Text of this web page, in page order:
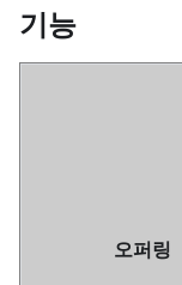
기능
오퍼링